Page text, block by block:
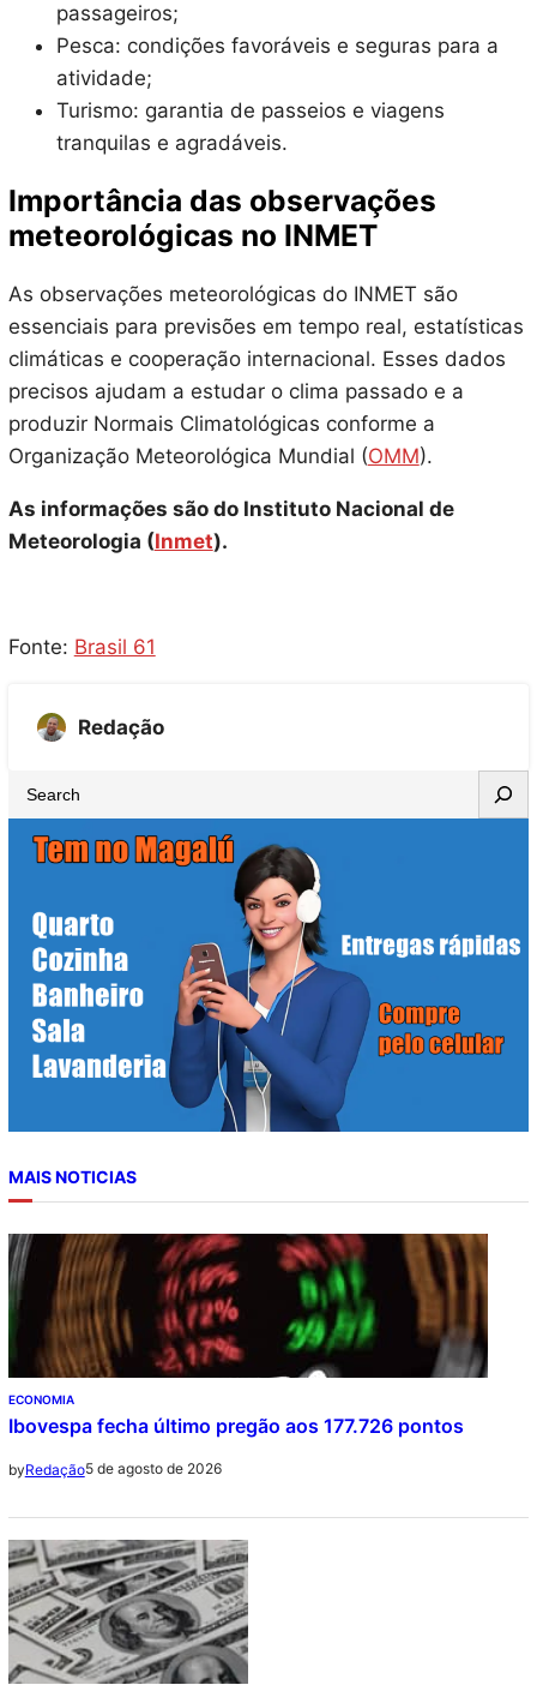
passageiros;
Pesca: condições favoráveis e seguras para a
atividade;
Turismo: garantia de passeios e viagens
tranquilas e agradáveis.
Importância das observações
meteorológicas no INMET
As observações meteorológicas do INMET são
essenciais para previsões em tempo real, estatísticas
climáticas e cooperação internacional. Esses dados
precisos ajudam a estudar o clima passado e a
produzir Normais Climatológicas conforme a
Organização Meteorológica Mundial (OMM).
As informações são do Instituto Nacional de
Meteorologia (Inmet).
Fonte: Brasil 61
Redação
e
MAIS NOTICIAS
ECONOMIA
Ibovespa fecha último pregão aos 177.726 pontos
byRedação5 de agosto de 2026